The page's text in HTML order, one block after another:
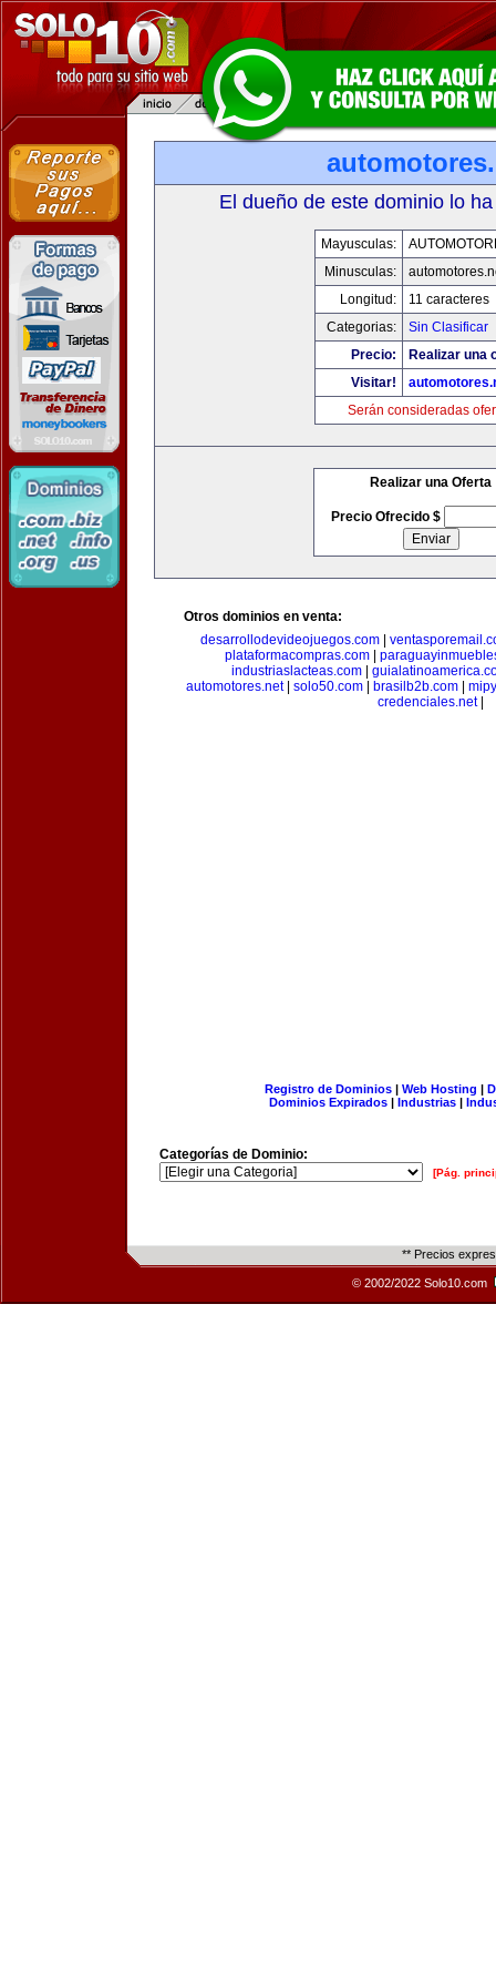
El dueño de este dominio lo
Mayusculas:
Minusculas:
Longitud:
11 caracteres
Categorias:
Sin Clasificar
Precio:
Realizar una
Visitar!
Serán consideradas
Realizar una Oferta
Precio Ofrecido $
Otros dominios en venta:
desarrollodevideojuegos.com
plataformacompras.com
industriaslacteas.com
automotores.net| solo50.com brasilb2b.com
credenciales.net|
Registro de Dominios| Web Hosting |
Dominios Expirados | Industrias |
Categorías de Dominio:
[Pág.
** Precios
© 2002/2022 Solo10.com